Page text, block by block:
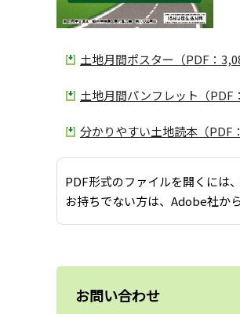
土地月間ポスター（PDF：
土地月間パンフレット（PDF
分かりやすい土地読本（PDF
PDF形式のファイルを開くには
お持ちでない方は、Adobe社か
お問い合わせ